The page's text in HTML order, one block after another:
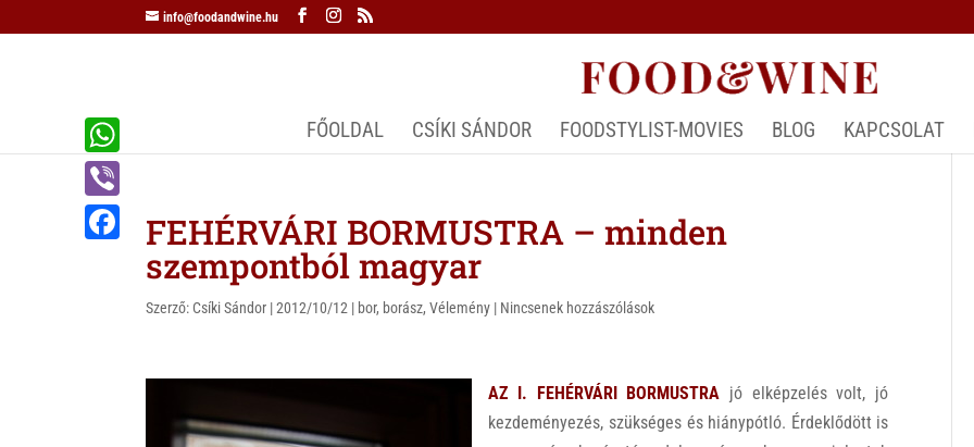
info@foodandwine.hu
FŐOLDAL CSÍKI SÁNDOR FOODSTYLIST-MOVIES BLOG KAPCSOLAT
FEHÉRVÁRI BORMUSTRA – minden
szempontból magyar
Szerző: Csíki Sándor |2012/10/12 | bor, borász,Vélemény | Nincsenek hozzászólások
AZ I. FEHÉRVÁRI BORMUSTRA jó elképzelés volt, jó
kezdeményezés, szükséges és hiánypótló. Érdeklődött is
W
h
a
V